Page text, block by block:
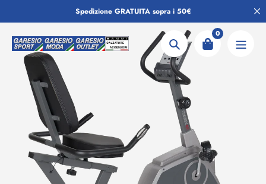
al
contenuto
Spedizione GRATUITA sopra i 50€
Ricerca
0